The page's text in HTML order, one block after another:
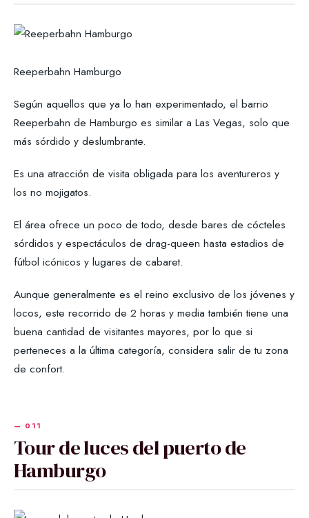
Reeperbahn Hamburgo
Según aquellos que ya lo han experimentado, el barrio
Reeperbahn de Hamburgo es similar a Las Vegas, solo que
más sórdido y deslumbrante.
Es una atracción de visita obligada para los aventureros y
los no mojigatos.
El área ofrece un poco de todo, desde bares de cócteles
sórdidos y espectáculos de drag-queen hasta estadios de
fútbol icónicos y lugares de cabaret.
Aunque generalmente es el reino exclusivo de los jóvenes y
locos, este recorrido de 2 horas y media también tiene una
buena cantidad de visitantes mayores, por lo que si
perteneces a la última categoría, considera salir de tu zona
de confort.
Tour de luces del puerto de
Hamburgo